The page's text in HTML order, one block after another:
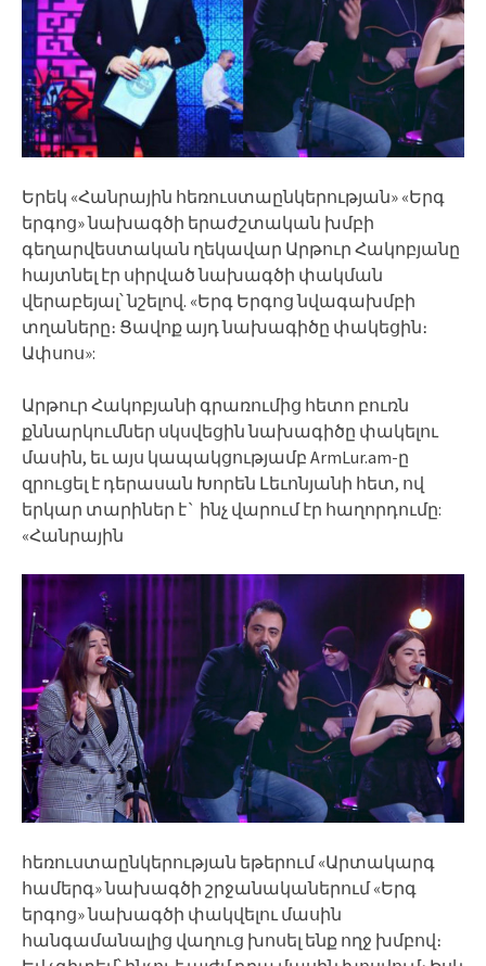
Երեկ «Հանրային հեռուստաընկերության» «Երգ
երգոց» նախագծի երաժշտական խմբի
գեղարվեստական ղեկավար Արթուր Հակոբյանը
հայտնել էր սիրված նախագծի փակման
վերաբեյալ՝ նշելով. «Երգ Երգոց նվագախմբի
տղաները։ Ցավոք այդ նախագիծը փակեցին։
Ափսոս»:
Արթուր Հակոբյանի գրառումից հետո բուռն
քննարկումներ սկսվեցին նախագիծը փակելու
մասին, եւ այս կապակցությամբ ArmLur.am-ը
զրուցել է դերասան Խորեն Լեւոնյանի հետ, ով
երկար տարիներ է` ինչ վարում էր հաղորդումը:
«Հանրային
հեռուստաընկերության եթերում «Արտակարգ
համերգ» նախագծի շրջանականերում «Երգ
երգոց» նախագծի փակվելու մասին
հանգամանալից վաղուց խոսել ենք ողջ խմբով։